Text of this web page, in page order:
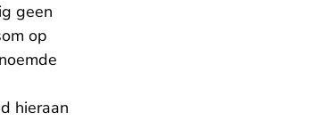
geen
op
hieraan